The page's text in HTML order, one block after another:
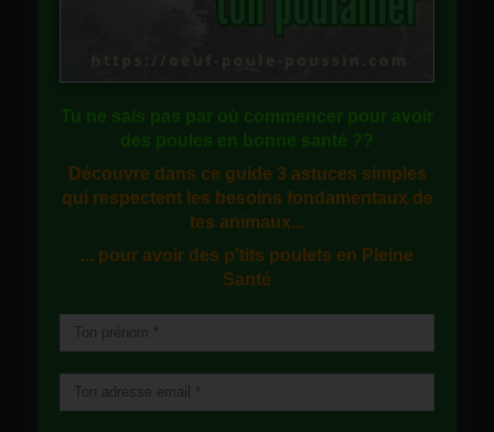
Tu ne sais pas par où commencer pour avoir
des poules en bonne santé ??
Découvre dans ce guide 3 astuces simples
qui respectent les besoins fondamentaux de
tes animaux...
... pour avoir des p'tits poulets en Pleine
Santé